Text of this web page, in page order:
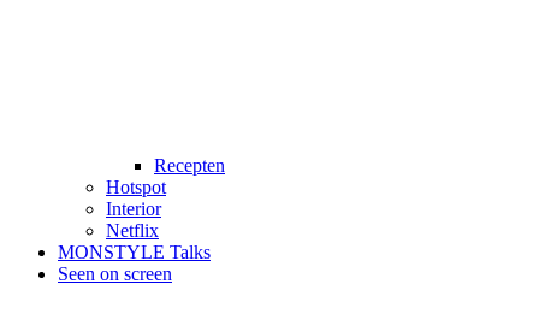
Recepten
Hotspot
Interior
Netflix
MONSTYLE Talks
Seen on screen